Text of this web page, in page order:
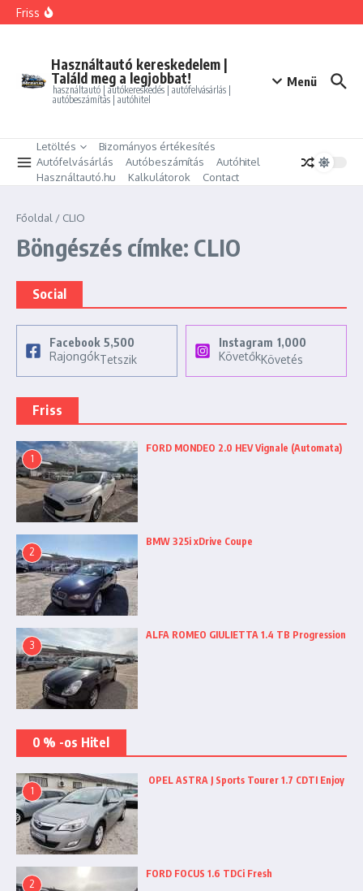
Ugrás a tartalomhoz
Friss
BMW 325i xDrive Coupe
PEUGEOT PARTNER Tepee 1.6 HDi Active
Használtautó kereskedelem |
Találd meg a legjobbat!
használtautó | autókereskedés | autófelvásárlás |
autóbeszámítás | autóhitel
Menü
Letöltés
Bizományos értékesítés
Autófelvásárlás
Autóbeszámítás
Autóhitel
Használtautó.hu
Kalkulátorok Contact
Főoldal / CLIO
Böngészés címke: CLIO
Social
Facebook 5,500
RajongókTetszik
Instagram 1,000
KövetőkKövetés
Friss
1
FORD MONDEO 2.0 HEV Vignale (Automata)
2
BMW 325i xDrive Coupe
3
ALFA ROMEO GIULIETTA 1.4 TB Progression
0 % -os Hitel
1
OPEL ASTRA J Sports Tourer 1.7 CDTI Enjoy
2
FORD FOCUS 1.6 TDCi Fresh